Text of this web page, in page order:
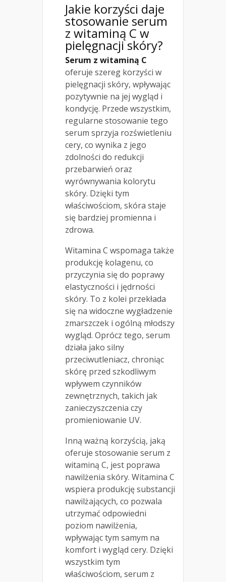
Jakie korzyści daje
stosowanie serum
z witaminą C w
pielęgnacji skóry?
Serum z witaminą C
oferuje szereg korzyści w
pielęgnacji skóry, wpływając
pozytywnie na jej wygląd i
kondycję. Przede wszystkim,
regularne stosowanie tego
serum sprzyja rozświetleniu
cery, co wynika z jego
zdolności do redukcji
przebarwień oraz
wyrównywania kolorytu
skóry. Dzięki tym
właściwościom, skóra staje
się bardziej promienna i
zdrowa.
Witamina C wspomaga także
produkcję kolagenu, co
przyczynia się do poprawy
elastyczności i jędrności
skóry. To z kolei przekłada
się na widoczne wygładzenie
zmarszczek i ogólną młodszy
wygląd. Oprócz tego, serum
działa jako silny
przeciwutleniacz, chroniąc
skórę przed szkodliwym
wpływem czynników
zewnętrznych, takich jak
zanieczyszczenia czy
promieniowanie UV.
Inną ważną korzyścią, jaką
oferuje stosowanie serum z
witaminą C, jest poprawa
nawilżenia skóry. Witamina C
wspiera produkcję substancji
nawilżających, co pozwala
utrzymać odpowiedni
poziom nawilżenia,
wpływając tym samym na
komfort i wygląd cery. Dzięki
wszystkim tym
właściwościom, serum z